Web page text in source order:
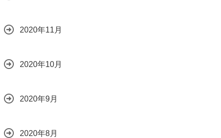
2020年11月
2020年10月
2020年9月
2020年8月